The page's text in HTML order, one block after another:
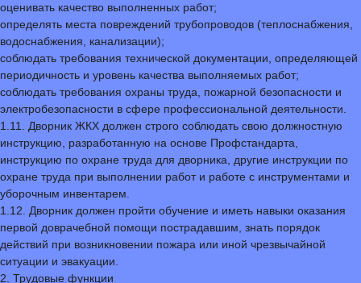
оценивать качество выполненных работ;
определять места повреждений трубопроводов (теплоснабжения,
водоснабжения, канализации);
соблюдать требования технической документации, определяющей
периодичность и уровень качества выполняемых работ;
соблюдать требования охраны труда, пожарной безопасности и
электробезопасности в сфере профессиональной деятельности.
1.11. Дворник ЖКХ должен строго соблюдать свою должностную
инструкцию, разработанную на основе Профстандарта,
инструкцию по охране труда для дворника, другие инструкции по
охране труда при выполнении работ и работе с инструментами и
уборочным инвентарем.
1.12. Дворник должен пройти обучение и иметь навыки оказания
первой доврачебной помощи пострадавшим, знать порядок
действий при возникновении пожара или иной чрезвычайной
ситуации и эвакуации.
2. Трудовые функции